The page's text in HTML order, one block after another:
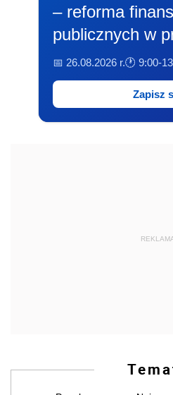
– reforma
publicznych w
📅 26.08.2026 r.🕐 9:00-
Zapisz